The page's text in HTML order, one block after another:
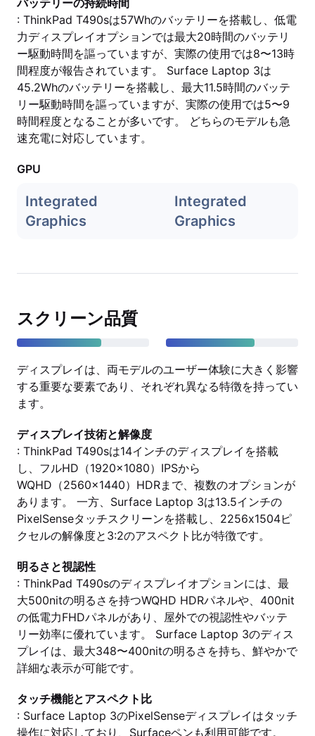
バッテリーの持続時間
: ThinkPad T490sは57Whのバッテリーを搭載し、低電
力ディスプレイオプションでは最大20時間のバッテリ
ー駆動時間を謳っていますが、実際の使用では8〜13時
間程度が報告されています。 Surface Laptop 3は
45.2Whのバッテリーを搭載し、最大11.5時間のバッテ
リー駆動時間を謳っていますが、実際の使用では5〜9
時間程度となることが多いです。 どちらのモデルも急
速充電に対応しています。
GPU
Integrated
Graphics
Integrated
Graphics
スクリーン品質
ディスプレイは、両モデルのユーザー体験に大きく影響
する重要な要素であり、それぞれ異なる特徴を持ってい
ます。
ディスプレイ技術と解像度
: ThinkPad T490sは14インチのディスプレイを搭載
し、フルHD（1920x1080）IPSから
WQHD（2560x1440）HDRまで、複数のオプションが
あります。 一方、Surface Laptop 3は13.5インチの
PixelSenseタッチスクリーンを搭載し、2256x1504ピ
クセルの解像度と3:2のアスペクト比が特徴です。
明るさと視認性
: ThinkPad T490sのディスプレイオプションには、最
大500nitの明るさを持つWQHD HDRパネルや、400nit
の低電力FHDパネルがあり、屋外での視認性やバッテ
リー効率に優れています。 Surface Laptop 3のディス
プレイは、最大348〜400nitの明るさを持ち、鮮やかで
詳細な表示が可能です。
タッチ機能とアスペクト比
: Surface Laptop 3のPixelSenseディスプレイはタッチ
操作に対応しており、Surfaceペンも利用可能です。